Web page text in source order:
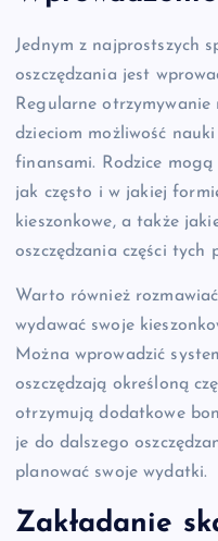
Jednym z najprostszych
oszczędzania jest
Regularne
dzieciom możliwość
finansami. Rodzice
jak często i w jakiej
kieszonkowe, a także
oszczędzania części tych
Warto również
wydawać swoje
Można wprowadzić
oszczędzają określoną
otrzymują dodatkowe
je do dalszego
planować swoje wydatki.
Zakładanie